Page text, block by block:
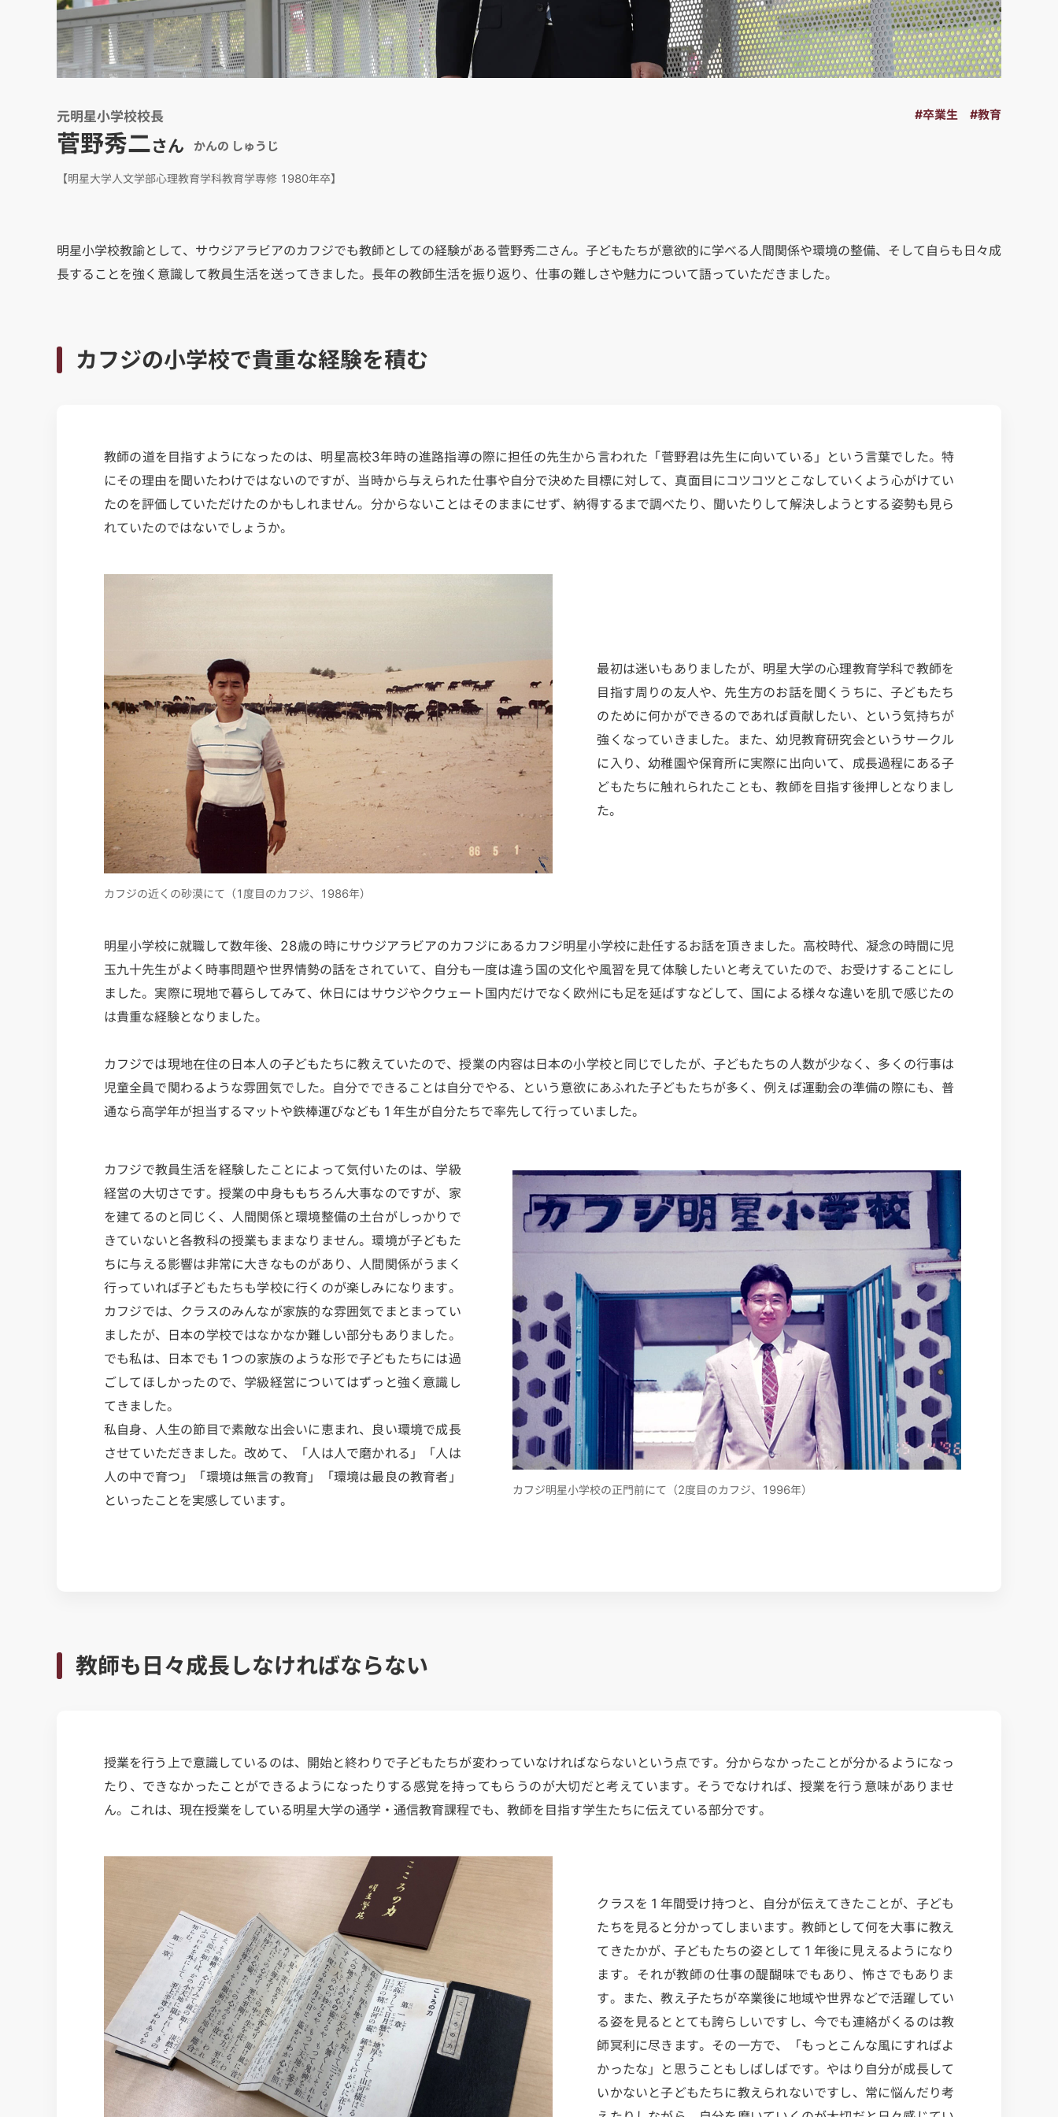
元明星小学校校長
菅野秀二さん かんの しゅうじ
【明星大学人文学部心理教育学科教育学専修 1980年卒】
#卒業生 #教育
明星小学校教諭として、サウジアラビアのカフジでも教師としての経験がある菅野秀二さん。子どもたちが意欲的に学べる人間関係や環境の整備、そして自らも日々成
長することを強く意識して教員生活を送ってきました。長年の教師生活を振り返り、仕事の難しさや魅力について語っていただきました。
カフジの小学校で貴重な経験を積む
教師の道を目指すようになったのは、明星高校3年時の進路指導の際に担任の先生から言われた「菅野君は先生に向いている」という言葉でした。特
にその理由を聞いたわけではないのですが、当時から与えられた仕事や自分で決めた目標に対して、真面目にコツコツとこなしていくよう心がけてい
たのを評価していただけたのかもしれません。分からないことはそのままにせず、納得するまで調べたり、聞いたりして解決しようとする姿勢も見ら
れていたのではないでしょうか。
最初は迷いもありましたが、明星大学の心理教育学科で教師を
目指す周りの友人や、先生方のお話を聞くうちに、子どもたち
のために何かができるのであれば貢献したい、という気持ちが
強くなっていきました。また、幼児教育研究会というサークル
に入り、幼稚園や保育所に実際に出向いて、成長過程にある子
どもたちに触れられたことも、教師を目指す後押しとなりまし
た。
カフジの近くの砂漠にて（1度目のカフジ、1986年）
明星小学校に就職して数年後、28歳の時にサウジアラビアのカフジにあるカフジ明星小学校に赴任するお話を頂きました。高校時代、凝念の時間に児
玉九十先生がよく時事問題や世界情勢の話をされていて、自分も一度は違う国の文化や風習を見て体験したいと考えていたので、お受けすることにし
ました。実際に現地で暮らしてみて、休日にはサウジやクウェート国内だけでなく欧州にも足を延ばすなどして、国による様々な違いを肌で感じたの
は貴重な経験となりました。
カフジでは現地在住の日本人の子どもたちに教えていたので、授業の内容は日本の小学校と同じでしたが、子どもたちの人数が少なく、多くの行事は
児童全員で関わるような雰囲気でした。自分でできることは自分でやる、という意欲にあふれた子どもたちが多く、例えば運動会の準備の際にも、普
通なら高学年が担当するマットや鉄棒運びなども１年生が自分たちで率先して行っていました。
カフジで教員生活を経験したことによって気付いたのは、学級
経営の大切さです。授業の中身ももちろん大事なのですが、家
を建てるのと同じく、人間関係と環境整備の土台がしっかりで
きていないと各教科の授業もままなりません。環境が子どもた
ちに与える影響は非常に大きなものがあり、人間関係がうまく
行っていれば子どもたちも学校に行くのが楽しみになります。
カフジでは、クラスのみんなが家族的な雰囲気でまとまってい
ましたが、日本の学校ではなかなか難しい部分もありました。
でも私は、日本でも１つの家族のような形で子どもたちには過
ごしてほしかったので、学級経営についてはずっと強く意識し
てきました。
私自身、人生の節目で素敵な出会いに恵まれ、良い環境で成長
させていただきました。改めて、「人は人で磨かれる」「人は
人の中で育つ」「環境は無言の教育」「環境は最良の教育者」
といったことを実感しています。
カフジ明星小学校の正門前にて（2度目のカフジ、1996年）
教師も日々成長しなければならない
授業を行う上で意識しているのは、開始と終わりで子どもたちが変わっていなければならないという点です。分からなかったことが分かるようになっ
たり、できなかったことができるようになったりする感覚を持ってもらうのが大切だと考えています。そうでなければ、授業を行う意味がありませ
ん。これは、現在授業をしている明星大学の通学・通信教育課程でも、教師を目指す学生たちに伝えている部分です。
クラスを１年間受け持つと、自分が伝えてきたことが、子ども
たちを見ると分かってしまいます。教師として何を大事に教え
てきたかが、子どもたちの姿として１年後に見えるようになり
ます。それが教師の仕事の醍醐味でもあり、怖さでもありま
す。また、教え子たちが卒業後に地域や世界などで活躍してい
る姿を見るととても誇らしいですし、今でも連絡がくるのは教
師冥利に尽きます。その一方で、「もっとこんな風にすればよ
かったな」と思うこともしばしばです。やはり自分が成長して
いかないと子どもたちに教えられないですし、常に悩んだり考